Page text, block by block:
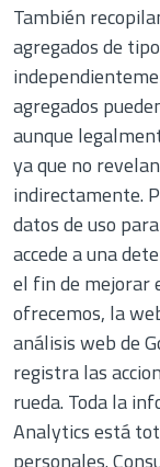
También
agregados de
agregados
aunque
ya que no
indirectamente.
datos de uso
accede a una
el fin de mejorar
ofrecemos, la
análisis web de
registra las
rueda. Toda la
Analytics está
personales.